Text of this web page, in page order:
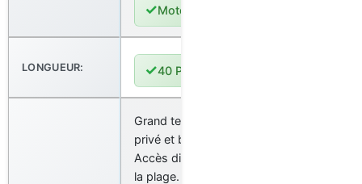
✓Motorisé
LONGUEUR: ✓40 Pieds
Grand terrain
privé et boisé.
Accès directe à
la plage.